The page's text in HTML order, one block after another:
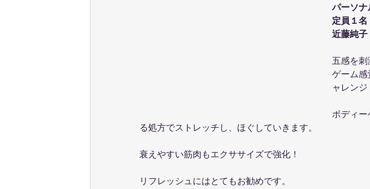
パーソナ
定員１名
近藤純子
五感を刺
ゲーム感
ャレンジ
ボディー
る処方でストレッチし、ほぐしていきます。
衰えやすい筋肉もエクササイズで強化！
リフレッシュにはとてもお勧めです。